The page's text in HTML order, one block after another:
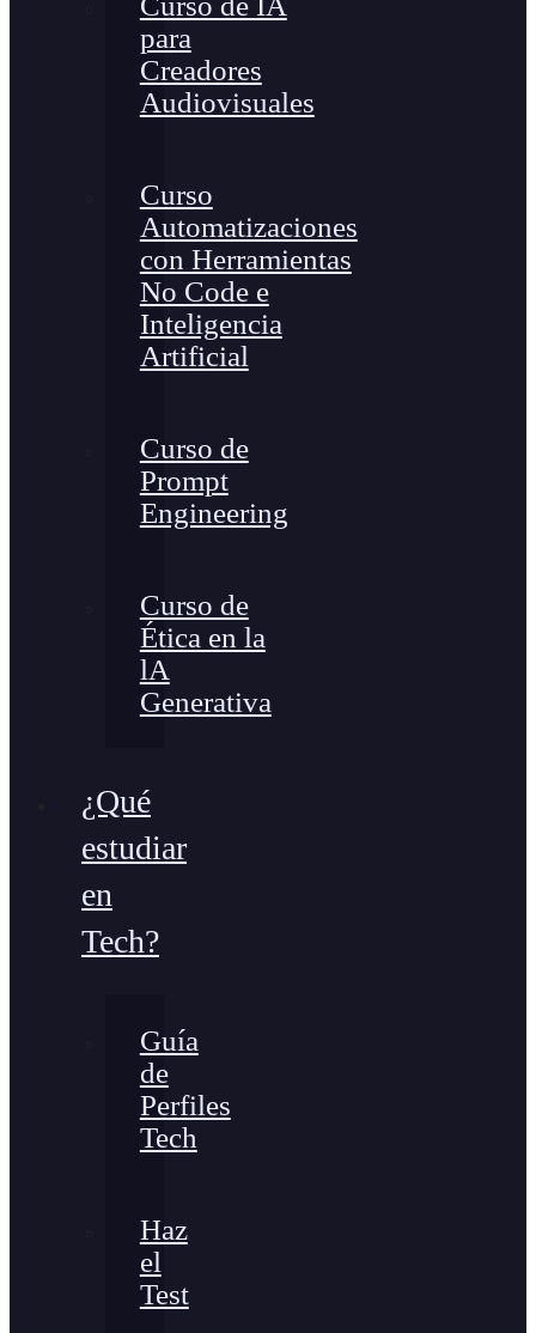
para
Creadores
Audiovisuales
Curso
Automatizaciones
con Herramientas
No Code e
Inteligencia
Artificial
Curso de
Prompt
Engineering
Curso de
Ética en la
lA
Generativa
¿Qué
estudiar
en
Tech?
Guía
de
Perfiles
Tech
Haz
el
Test